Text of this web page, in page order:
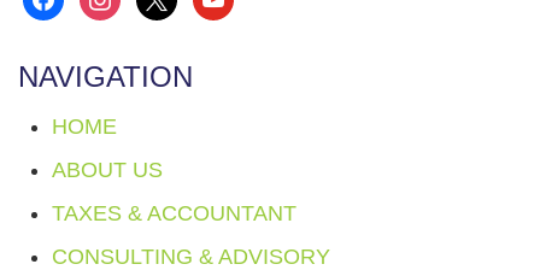
NAVIGATION
HOME
ABOUT US
TAXES & ACCOUNTANT
CONSULTING & ADVISORY